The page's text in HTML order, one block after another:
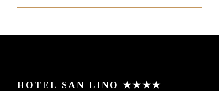
HOTEL SAN LINO ★★★★